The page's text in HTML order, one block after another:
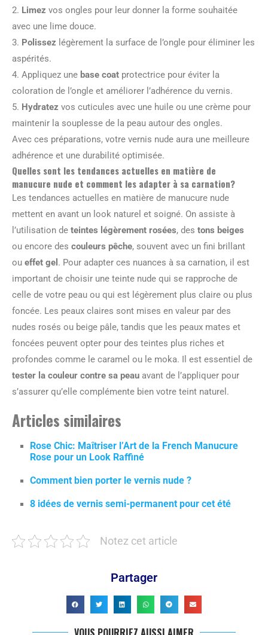
2. Limez vos ongles pour leur donner la forme souhaitée
avec une lime douce.
3. Polissez légèrement la surface de l’ongle pour éliminer les
aspérités.
4. Appliquez une base coat protectrice pour éviter la
coloration de l’ongle et améliorer l’adhérence du vernis.
5. Hydratez vos cuticules avec une huile ou une crème pour
maintenir la souplesse de la peau autour des ongles.
Avec ces préparations, votre vernis nude aura une meilleure
adhérence et une durabilité optimisée.
Quelles sont les tendances actuelles en matière de
manucure nude et comment les adapter à sa carnation?
Les tendances actuelles en matière de manucure nude
mettent en avant un look naturel et soigné. On assiste à
l’utilisation de teintes légèrement rosées, des tons beiges
ou encore des couleurs pêche, souvent avec un fini brillant
ou effet gel . Pour adapter ces nuances à sa carnation, il est
important de choisir une teinte nude qui se rapproche de
celle de votre peau ou qui est légèrement plus claire ou plus
foncée. Les peaux claires sont mises en valeur par des
nudes rosés ou beige pâle, tandis que les peaux mates et
foncées peuvent opter pour des teintes plus riches et
profondes comme le caramel ou le moka. Il est essentiel de
tester la couleur contre sa peau avant de l’appliquer pour
s’assurer qu’elle complémente bien votre teint naturel.
Articles similaires
Rose Chic: Maîtriser l’Art de la French Manucure
Rose pour un Look Raffiné
Comment bien porter le vernis nude ?
8 idées de vernis semi-permanent pour cet été
Notez cet article
Partager